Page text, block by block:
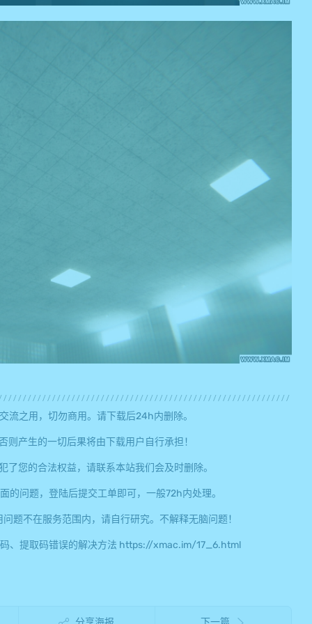
流之用，切勿商用。请下载后24h内删除。
产生的一切后果将由下载用户自行承担！
您的合法权益，请联系本站我们会及时删除。
的问题，登陆后提交工单即可，一般72h内处理。
题不在服务范围内，请自行研究。不解释无脑问题！
、提取码错误的解决方法 https://xmac.im/17_6.html